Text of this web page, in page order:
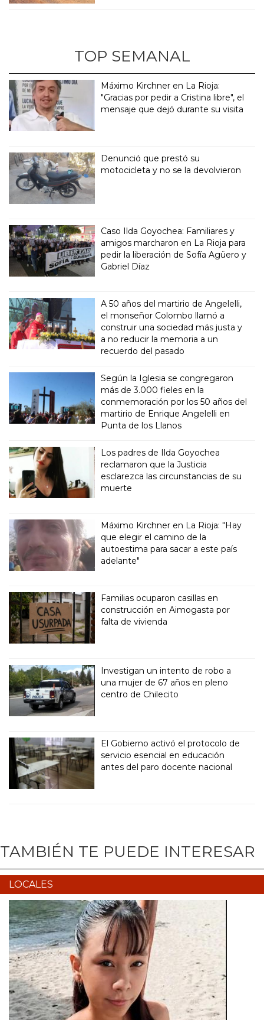
TOP SEMANAL
Máximo Kirchner en La Rioja:
"Gracias por pedir a Cristina libre", el
mensaje que dejó durante su visita
Denunció que prestó su
motocicleta y no se la devolvieron
Caso Ilda Goyochea: Familiares y
amigos marcharon en La Rioja para
pedir la liberación de Sofía Agüero y
Gabriel Díaz
A 50 años del martirio de Angelelli,
el monseñor Colombo llamó a
construir una sociedad más justa y
a no reducir la memoria a un
recuerdo del pasado
Según la Iglesia se congregaron
más de 3.000 fieles en la
conmemoración por los 50 años del
martirio de Enrique Angelelli en
Punta de los Llanos
Los padres de Ilda Goyochea
reclamaron que la Justicia
esclarezca las circunstancias de su
muerte
Máximo Kirchner en La Rioja: "Hay
que elegir el camino de la
autoestima para sacar a este país
adelante"
Familias ocuparon casillas en
construcción en Aimogasta por
falta de vivienda
Investigan un intento de robo a
una mujer de 67 años en pleno
centro de Chilecito
El Gobierno activó el protocolo de
servicio esencial en educación
antes del paro docente nacional
TAMBIÉN TE PUEDE INTERESAR
LOCALES